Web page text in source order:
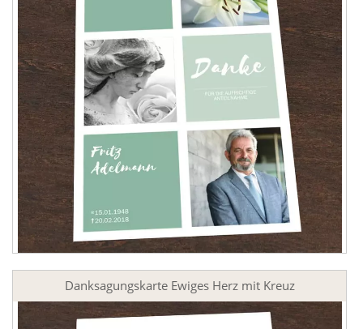
Danksagungskarte Ewiges Herz mit Kreuz